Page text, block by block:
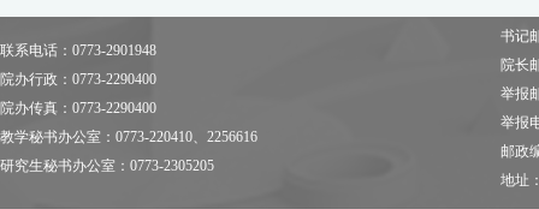
联系电话：0773-2901948
院办行政：0773-2290400
院办传真：0773-2290400
教学秘书办公室：0773-220410、2256616
研究生秘书办公室：0773-2305205
书记
院长
举报
举报
邮政
地址